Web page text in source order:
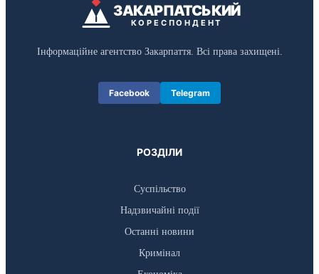
ЗАКАРПАТСЬКИЙ
КОРЕСПОНДЕНТ
Інформаційне агентство Закарпаття. Всі права захищені.
Facebook Telegram
РОЗДІЛИ
Суспільство
Надзвичайні події
Останні новини
Кримінал